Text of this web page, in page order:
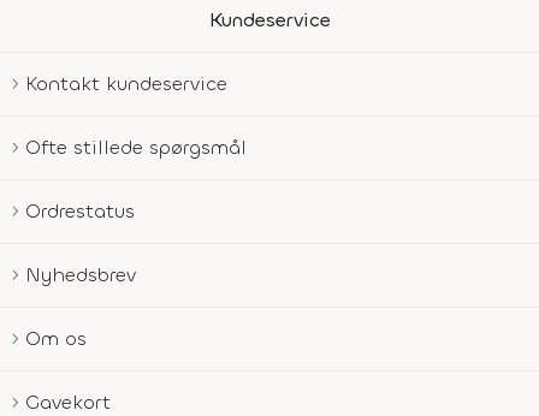
Kundeservice
Kontakt kundeservice
Ofte stillede spørgsmål
Ordrestatus
Nyhedsbrev
Om os
Gavekort